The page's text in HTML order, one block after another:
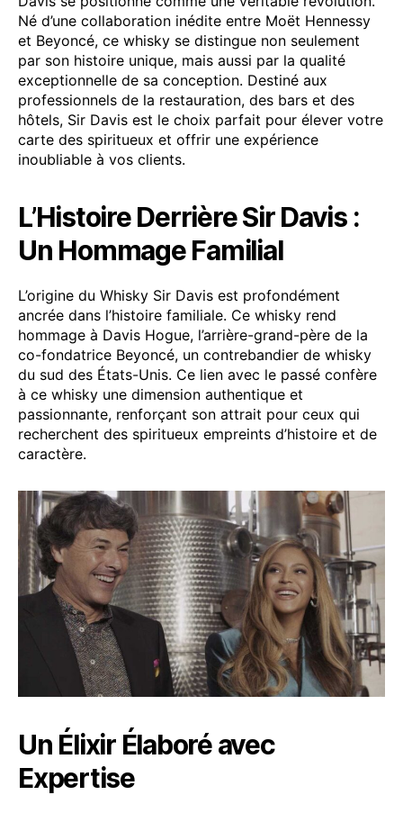
Né d’une collaboration inédite entre Moët Hennessy
et Beyoncé, ce whisky se distingue non seulement
par son histoire unique, mais aussi par la qualité
exceptionnelle de sa conception. Destiné aux
professionnels de la restauration, des bars et des
hôtels, Sir Davis est le choix parfait pour élever votre
carte des spiritueux et offrir une expérience
inoubliable à vos clients.
L’Histoire Derrière Sir Davis :
Un Hommage Familial
L’origine du Whisky Sir Davis est profondément
ancrée dans l’histoire familiale. Ce whisky rend
hommage à Davis Hogue, l’arrière-grand-père de la
co-fondatrice Beyoncé, un contrebandier de whisky
du sud des États-Unis. Ce lien avec le passé confère
à ce whisky une dimension authentique et
passionnante, renforçant son attrait pour ceux qui
recherchent des spiritueux empreints d’histoire et de
caractère.
Un Élixir Élaboré avec
Expertise